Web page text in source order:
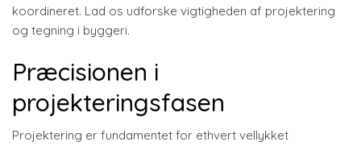
koordineret. Lad os udforske vigtigheden af projektering
og tegning i byggeri.
Præcisionen i
projekteringsfasen
Projektering er fundamentet for ethvert vellykket